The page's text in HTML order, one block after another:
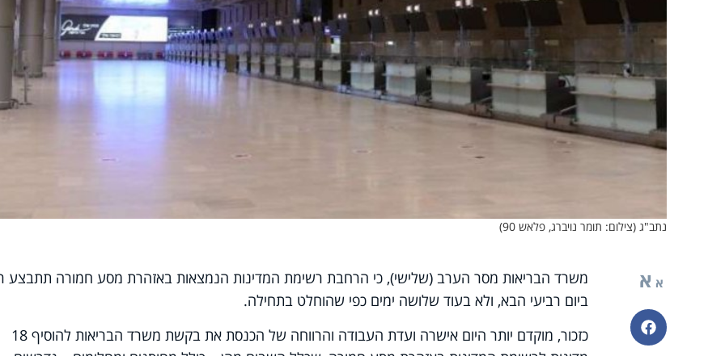
נתב"ג (צילום: תומר נויברג, פלאש 90)
א א
פייסבוק
משרד הבריאות מסר הערב (שלישי), כי הרחבת רשימת המדינות הנמצאות באזהרת מסע חמורה תתבצע
ביום רביעי הבא, ולא בעוד שלושה ימים כפי שהוחלט בתחילה.
כזכור, מוקדם יותר היום אישרה ועדת העבודה והרווחה של הכנסת את בקשת משרד הבריאות להוסיף 18